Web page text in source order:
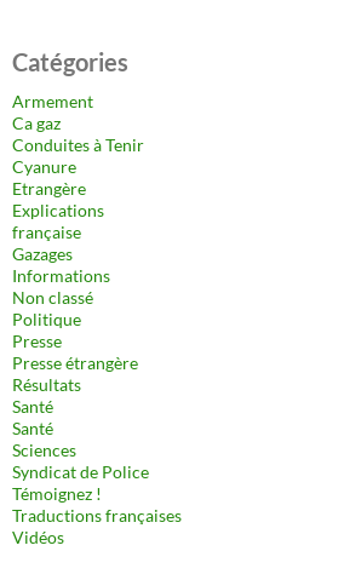
Catégories
Armement
Ca gaz
Conduites à Tenir
Cyanure
Etrangère
Explications
française
Gazages
Informations
Non classé
Politique
Presse
Presse étrangère
Résultats
Santé
Santé
Sciences
Syndicat de Police
Témoignez !
Traductions françaises
Vidéos